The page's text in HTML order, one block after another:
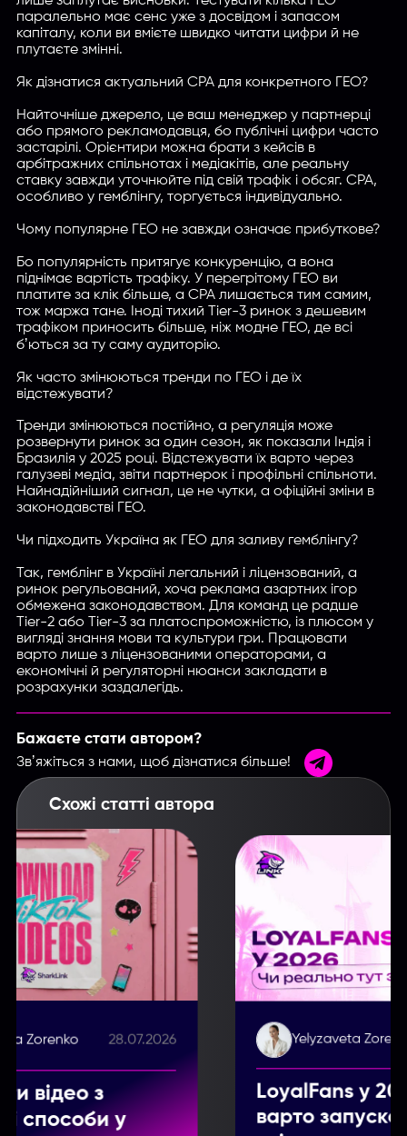
паралельно має сенс уже з досвідом і запасом
капіталу, коли ви вмієте швидко читати цифри й не
плутаєте змінні.
Як дізнатися актуальний CPA для конкретного ГЕО?
Найточніше джерело, це ваш менеджер у партнерці
або прямого рекламодавця, бо публічні цифри часто
застарілі. Орієнтири можна брати з кейсів в
арбітражних спільнотах і медіакітів, але реальну
ставку завжди уточнюйте під свій трафік і обсяг. CPA,
особливо у гемблінгу, торгується індивідуально.
Чому популярне ГЕО не завжди означає прибуткове?
Бо популярність притягує конкуренцію, а вона
піднімає вартість трафіку. У перегрітому ГЕО ви
платите за клік більше, а CPA лишається тим самим,
тож маржа тане. Іноді тихий Tier-3 ринок з дешевим
трафіком приносить більше, ніж модне ГЕО, де всі
бʼються за ту саму аудиторію.
Як часто змінюються тренди по ГЕО і де їх
відстежувати?
Тренди змінюються постійно, а регуляція може
розвернути ринок за один сезон, як показали Індія і
Бразилія у 2025 році. Відстежувати їх варто через
галузеві медіа, звіти партнерок і профільні спільноти.
Найнадійніший сигнал, це не чутки, а офіційні зміни в
законодавстві ГЕО.
Чи підходить Україна як ГЕО для заливу гемблінгу?
Так, гемблінг в Україні легальний і ліцензований, а
ринок регульований, хоча реклама азартних ігор
обмежена законодавством. Для команд це радше
Tier-2 або Tier-3 за платоспроможністю, із плюсом у
вигляді знання мови та культури гри. Працювати
варто лише з ліцензованими операторами, а
економічні й регуляторні нюанси закладати в
розрахунки заздалегідь.
Бажаєте стати автором?
Звʼяжіться з нами, щоб дізнатися більше!
Схожі статті автора
Yelyzaveta Zorenko 28.07.2026
LoyalFans у 2026 році: чи
варто запускатися та